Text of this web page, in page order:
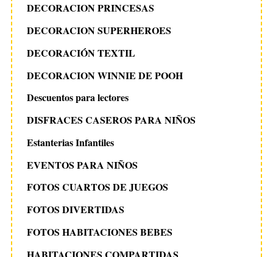
DECORACION PRINCESAS
DECORACION SUPERHEROES
DECORACIÓN TEXTIL
DECORACION WINNIE DE POOH
Descuentos para lectores
DISFRACES CASEROS PARA NIÑOS
Estanterias Infantiles
EVENTOS PARA NIÑOS
FOTOS CUARTOS DE JUEGOS
FOTOS DIVERTIDAS
FOTOS HABITACIONES BEBES
HABITACIONES COMPARTIDAS